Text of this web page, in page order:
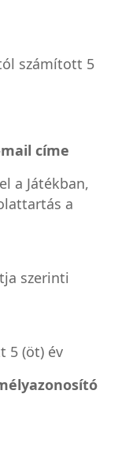
számított 5
címe
a Játékban,
a
szerinti
(öt) év